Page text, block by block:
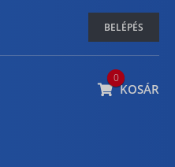
BELÉPÉS
0
KOSÁR